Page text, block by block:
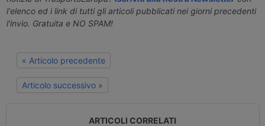
l'elenco ed i link di tutti gli articoli pubblicati nei giorni precedenti
l'invio. Gratuita e NO SPAM!
« Articolo precedente
Articolo successivo »
ARTICOLI CORRELATI